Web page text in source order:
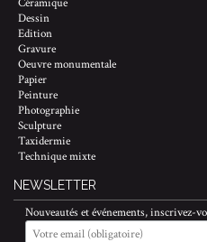
Dessin
Edition
Gravure
Oeuvre monumentale
Papier
Peinture
Photographie
Sculpture
Taxidermie
Technique mixte
NEWSLETTER
Nouveautés et événements, inscrivez-